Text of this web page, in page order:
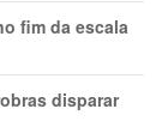
fim da escala
disparar